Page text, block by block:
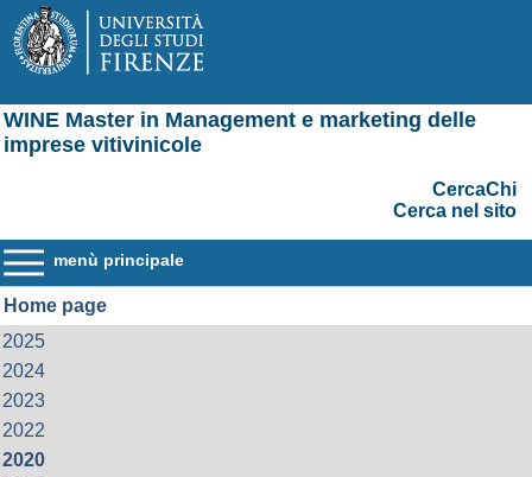
WINE Master in Management e marketing delle
imprese vitivinicole
CercaChi
Cerca nel sito
menù principale
Home page
2025
2024
2023
2022
2020